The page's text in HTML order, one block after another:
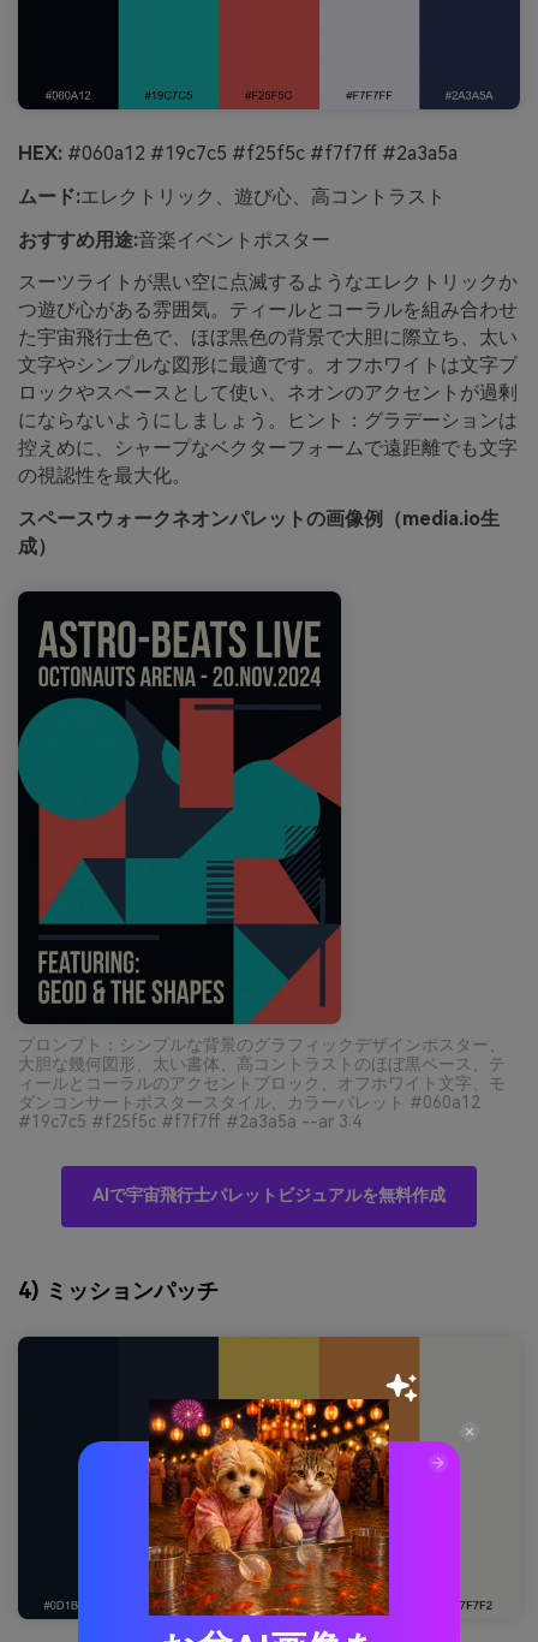
HEX: #060a12 #19c7c5 #f25f5c #f7f7ff #2a3a5a
ムード:エレクトリック、遊び心、高コントラスト
おすすめ用途:音楽イベントポスター
スーツライトが黒い空に点滅するようなエレクトリックか
つ遊び心がある雰囲気。ティールとコーラルを組み合わせ
た宇宙飛行士色で、ほぼ黒色の背景で大胆に際立ち、太い
文字やシンプルな図形に最適です。オフホワイトは文字ブ
ロックやスペースとして使い、ネオンのアクセントが過剰
にならないようにしましょう。ヒント：グラデーションは
控えめに、シャープなベクターフォームで遠距離でも文字
の視認性を最大化。
スペースウォークネオンパレットの画像例（media.io生
成）
プロンプト：シンプルな背景のグラフィックデザインポスター、
大胆な幾何図形、太い書体、高コントラストのほぼ黒ベース、テ
ィールとコーラルのアクセントブロック、オフホワイト文字、モ
ダンコンサートポスタースタイル、カラーパレット #060a12
#19c7c5 #f25f5c #f7f7ff #2a3a5a --ar 3:4
AIで宇宙飛行士パレットビジュアルを無料作成
4) ミッションパッチ